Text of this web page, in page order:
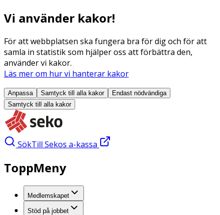
Vi använder kakor!
För att webbplatsen ska fungera bra för dig och för att
samla in statistik som hjälper oss att förbättra den,
använder vi kakor.
Läs mer om hur vi hanterar kakor
Anpassa Samtyck till alla kakor
Endast nödvändiga
Samtyck till alla kakor
SökTill Sekos a-kassa
ToppMeny
Medlemskapet
Stöd på jobbet